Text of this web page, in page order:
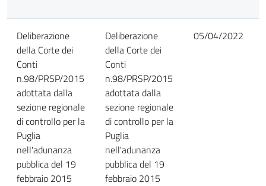
Deliberazione
della Corte dei
Conti
n.98/PRSP/2015
adottata dalla
sezione regionale
di controllo per la
Puglia
nell'adunanza
pubblica del 19
febbraio 2015
Deliberazione
della Corte dei
Conti
n.98/PRSP/2015
adottata dalla
sezione regionale
di controllo per la
Puglia
nell'adunanza
pubblica del 19
febbraio 2015
05/04/2022